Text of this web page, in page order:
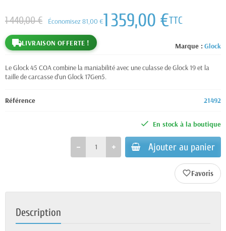
Marque : Glock
1 440,00 € Économisez 81,00 €1 359,00 €TTC
LIVRAISON OFFERTE !
Le Glock 45 COA combine la maniabilité avec une culasse de Glock 19 et la
taille de carcasse d'un Glock 17Gen5.
Référence 21492
En stock à la boutique
Ajouter au panier
favorite_border
Description